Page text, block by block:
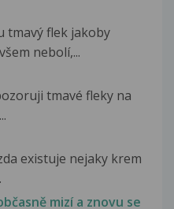
tmavý flek jakoby
nebolí,...
tmavé fleky na
existuje nejaky krem
mizí a znovu se